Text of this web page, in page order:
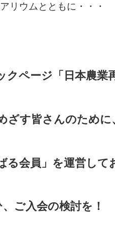
リウムとともに・・・
クページ「日本農業
ざす皆さんのために
会員」を運営して
ご入会の検討を！